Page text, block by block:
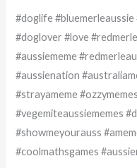
#doglife
#doglover #love
#aussiememe
#aussienation
#strayameme
#vegemiteaussiememes
#showmeyourauss
#coolmathsgames